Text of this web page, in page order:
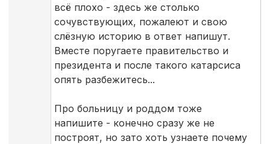
всё плохо - здесь же столько
сочувствующих, пожалеют и свою
слёзную историю в ответ напишут.
Вместе поругаете правительство и
президента и после такого катарсиса
опять разбежитесь...
Про больницу и роддом тоже
напишите - конечно сразу же не
построят, но зато хоть узнаете почему